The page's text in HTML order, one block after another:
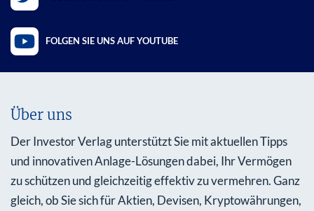
FOLGEN SIE UNS AUF YOUTUBE
Über uns
Der Investor Verlag unterstützt Sie mit aktuellen Tipps
und innovativen Anlage-Lösungen dabei, Ihr Vermögen
zu schützen und gleichzeitig effektiv zu vermehren. Ganz
gleich, ob Sie sich für Aktien, Devisen, Kryptowährungen,